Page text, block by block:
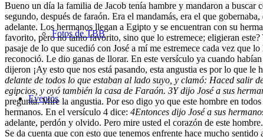
Fotos de TBB
Eventos
Bueno un día la familia de Jacob tenía hambre y mandaron a buscar
segundo, después de faraón. Era el mandamás, era el que
adelante. Los hermanos llegan a Egipto y se encuentran con su
favorito, pero no tanto favorito, sino que lo estremece; eligieran
pasaje de lo que sucedió con José a mí me estremece cada vez que
reconoció. Le dio ganas de llorar. En este versículo ya cuando
dijeron ¡Ay esto que nos está pasando, esta angustia es por lo que
delante de todos lo que estaban al lado suyo, y clamó: Haced salir
egipcios, y oyó también la casa de Faraón. 3Y dijo José a sus
pregunta. Mire la angustia. Por eso digo yo que este hombre en
hermanos. En el versículo 4 dice: 4Entonces dijo José a sus
adelante, perdón y olvido. Pero mire usted el corazón de este hombre.
Se da cuenta que con esto que tenemos enfrente hace mucho